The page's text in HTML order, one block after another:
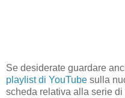
Se desiderate guardare
playlist di YouTube sulla
scheda relativa alla serie di